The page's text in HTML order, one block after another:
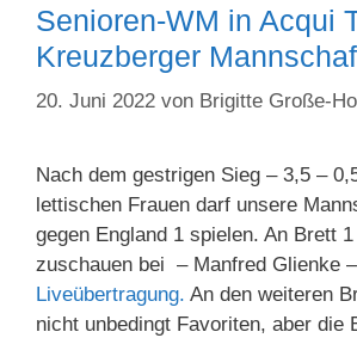
Senioren-WM in Acqui
Kreuzberger
20. Juni 2022 von Brigitte Große-
Nach dem gestrigen Sieg – 3,5 –
lettischen Frauen darf unsere
gegen England 1 spielen. An Brett
zuschauen bei – Manfred Glienke
Liveübertragung. An den weiteren
nicht unbedingt Favoriten, aber die